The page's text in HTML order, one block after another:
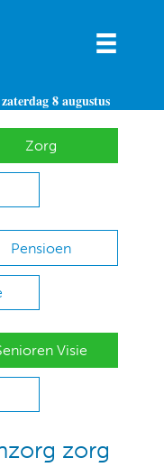
zaterdag 8 augustus
Zorg
Pensioen
Visie
zorg